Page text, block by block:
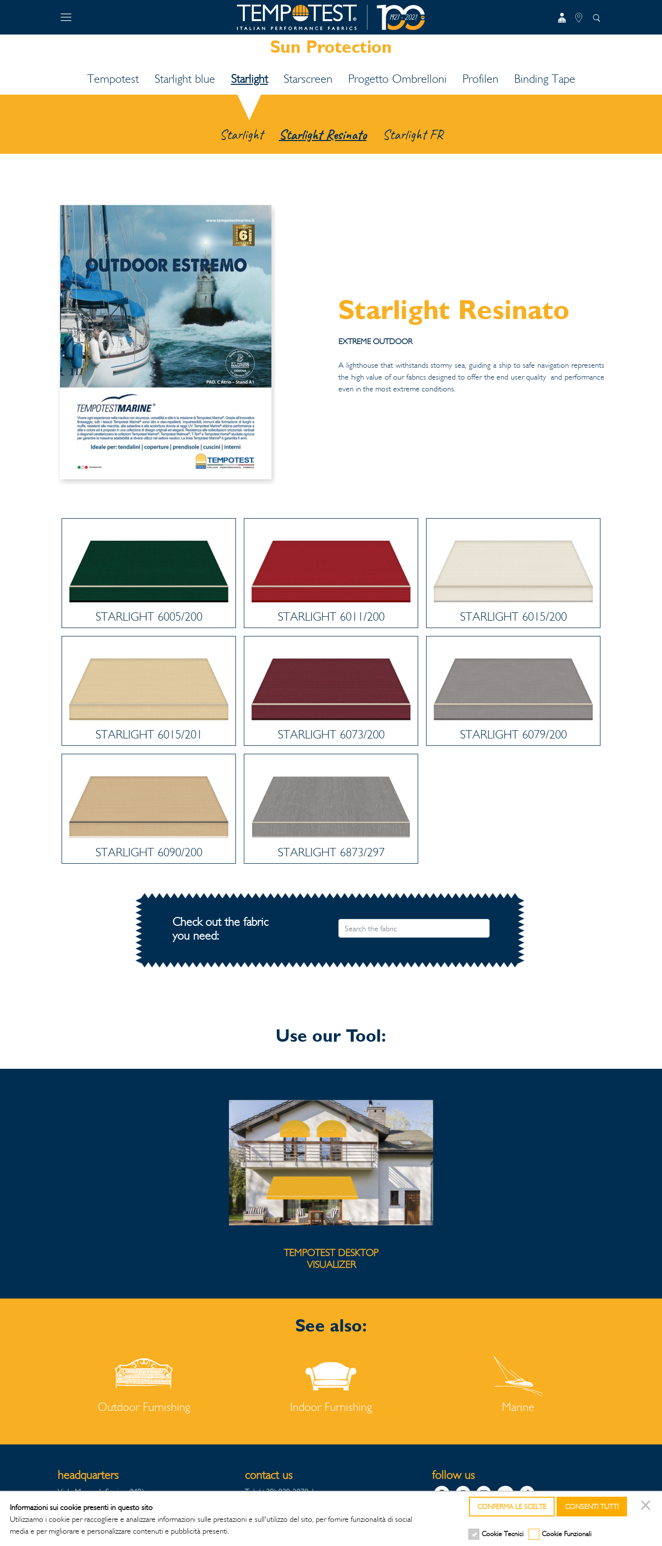
Sun Protection
Tempotest Starlight blue Starlight Starscreen Progetto Ombrelloni Profilen Binding Tape
Starlight Starlight Resinato Starlight FR
Starlight Resinato
EXTREME OUTDOOR
A lighthouse that withstands stormy sea, guiding a ship to safe navigation represents
the high value of our fabrics designed to offer the end user quality and performance
even in the most extreme conditions.
STARLIGHT 6005/200 STARLIGHT 6011/200 STARLIGHT 6015/200
STARLIGHT 6015/201 STARLIGHT 6073/200 STARLIGHT 6079/200
STARLIGHT 6090/200 STARLIGHT 6873/297
Check out the fabric
you need:
Use our Tool:
TEMPOTEST DESKTOP
VISUALIZER
See also:
Outdoor Furnishing Indoor Furnishing Marine
headquarters
Viale Monza 1, Sovico (MB)
20845 - Italia
P.IVA 00229890165
contact us
Tel. (+39) 039-2070-1
Fax Italia (+39) 039-2070396
follow us
CONFERMA LE SCELTE CONSENTI TUTTI
Cookie Tecnici Cookie Funzionali
Informazioni sui cookie presenti in questo sito
Utilizziamo i cookie per raccogliere e analizzare informazioni sulle prestazioni e sull'utilizzo del sito, per fornire funzionalità di social
media e per migliorare e personalizzare contenuti e pubblicità presenti.